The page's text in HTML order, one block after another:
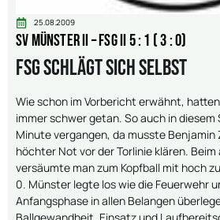
25.08.2009
SV Münster II – FSG II 5 : 1 ( 3 : 0)
FSG schlägt sich selbst
Wie schon im Vorbericht erwähnt,
immer schwer getan. So auch in diesem
Minute vergangen, da musste
höchter Not vor der Torlinie klären.
versäumte man zum Kopfball mit hoch
0. Münster legte los wie die Feuerwehr
Anfangsphase in allen Belangen